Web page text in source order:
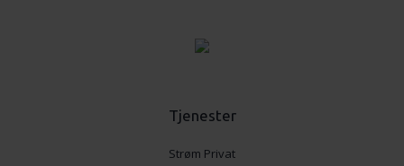
Tjenester
Strøm Privat